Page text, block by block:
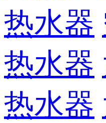
热水器
热水器
热水器